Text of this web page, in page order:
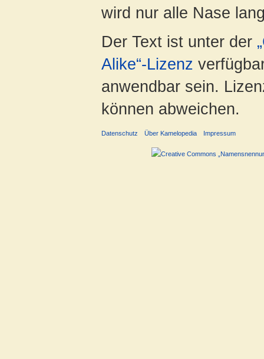
wird nur alle Nase
Der Text ist unter der
Alike“-Lizenz
anwendbar sein.
können abweichen.
Datenschutz Über Kamelopedia Impressum